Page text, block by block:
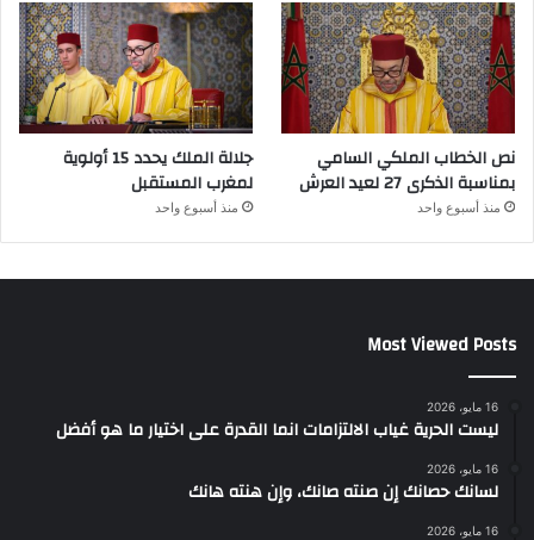
نص الخطاب الملكي السامي
بمناسبة الذكرى 27 لعيد العرش
منذ أسبوع واحد
جلالة الملك يحدد 15 أولوية
لمغرب المستقبل
منذ أسبوع واحد
Most Viewed Posts
16 مايو، 2026
ليست الحرية غياب الالتزامات انما القدرة على اختيار ما هو أفضل
16 مايو، 2026
لسانك حصانك إن صنته صانك، وإن هنته هانك
16 مايو، 2026